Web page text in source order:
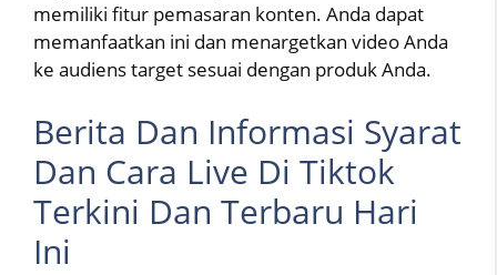
memiliki fitur pemasaran konten. Anda dapat
memanfaatkan ini dan menargetkan video Anda
ke audiens target sesuai dengan produk Anda.
Berita Dan Informasi Syarat
Dan Cara Live Di Tiktok
Terkini Dan Terbaru Hari
Ini